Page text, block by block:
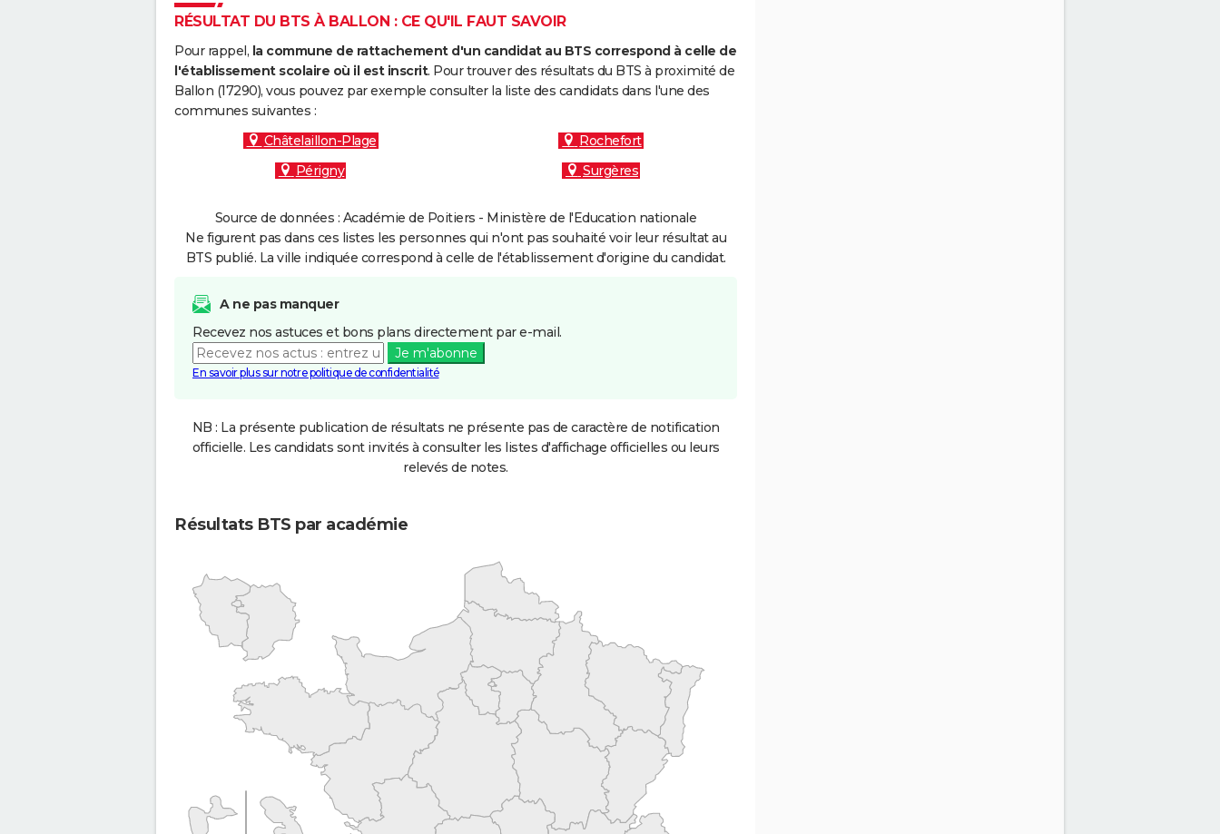
RÉSULTAT DU BTS À BALLON : CE QU'IL FAUT SAVOIR
Pour rappel, la commune de rattachement d'un candidat au BTS correspond à celle de
l'établissement scolaire où il est inscrit. Pour trouver des résultats du BTS à proximité de
Ballon (17290), vous pouvez par exemple consulter la liste des candidats dans l'une des
communes suivantes :
Châtelaillon-Plage
Rochefort
Périgny
Surgères
Source de données : Académie de Poitiers - Ministère de l'Education nationale
Ne figurent pas dans ces listes les personnes qui n'ont pas souhaité voir leur résultat au
BTS publié. La ville indiquée correspond à celle de l'établissement d'origine du candidat.
A ne pas manquer
Recevez nos astuces et bons plans directement par e-mail.
Je m'abonne
En savoir plus sur notre politique de confidentialité
NB : La présente publication de résultats ne présente pas de caractère de notification
officielle. Les candidats sont invités à consulter les listes d'affichage officielles ou leurs
relevés de notes.
Résultats BTS par académie